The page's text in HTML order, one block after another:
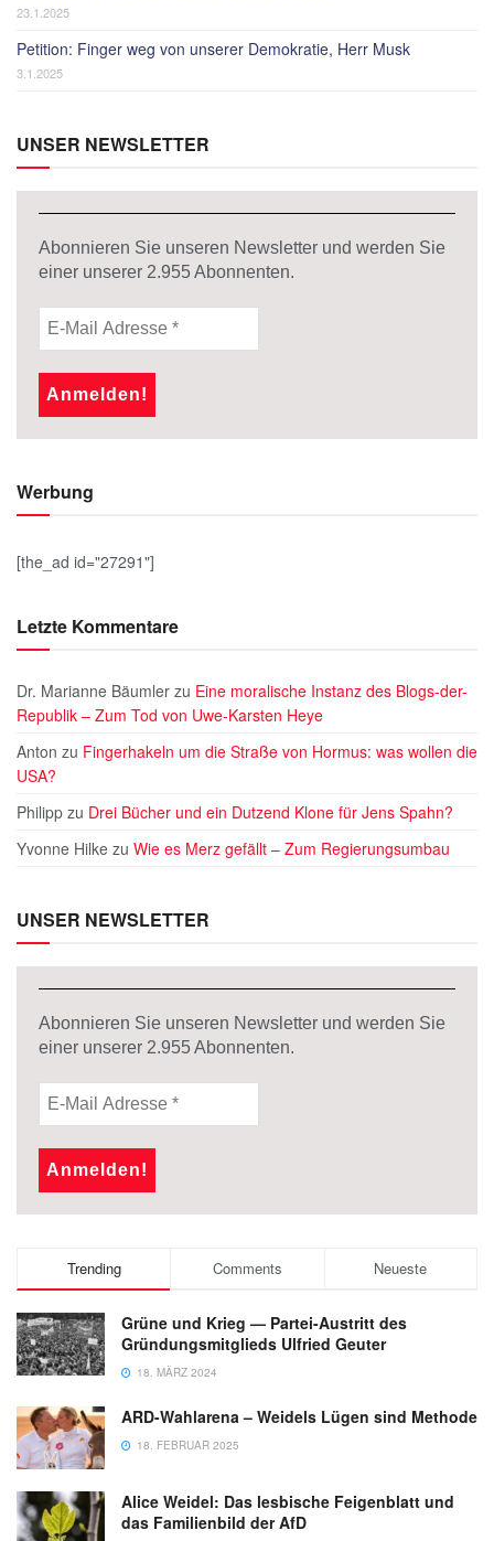
23.1.2025
Petition: Finger weg von unserer Demokratie, Herr Musk
3.1.2025
UNSER NEWSLETTER
Abonnieren Sie unseren Newsletter und werden Sie
einer unserer 2.955Abonnenten.
Werbung
[the_ad id="27291"]
Letzte Kommentare
Dr. Marianne Bäumler zu Eine moralische Instanz des Blogs-der-
Republik – Zum Tod von Uwe-Karsten Heye
Anton zu Fingerhakeln um die Straße von Hormus: was wollen die
USA?
Philipp zu Drei Bücher und ein Dutzend Klone für Jens Spahn?
Yvonne Hilke zu Wie es Merz gefällt – Zum Regierungsumbau
UNSER NEWSLETTER
Abonnieren Sie unseren Newsletter und werden Sie
einer unserer 2.955Abonnenten.
Trending Comments Neueste
Grüne und Krieg — Partei-Austritt des
Gründungsmitglieds Ulfried Geuter
18. MÄRZ 2024
ARD-Wahlarena – Weidels Lügen sind Methode
18. FEBRUAR 2025
Alice Weidel: Das lesbische Feigenblatt und
das Familienbild der AfD